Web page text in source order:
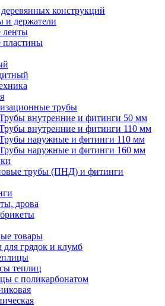
конструкций
и держатели
трубы
внутренние и фитинги 50 мм
внутренние и фитинги 110 мм
наружные и фитинги 110 мм
наружные и фитинги 160 мм
трубы (ПНД) и фитинги
дрова
товары
грядок и клумб
теплиц
с поликарбонатом